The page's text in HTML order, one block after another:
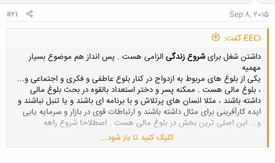
Sep 8, 2015
#21
EECi گفت:
داشتن شغل برایشروع زندگیالزامی هست . پس انداز هم موضوع بسیار
مهمیه
یکی از بلوغ های مربوط به ازدواج در کنار بلوع عاطفی و فکری و اجتماعی و...
، بلوغ مالی هست . ممکنه پسر و دختر استعداد بالقوه در بحث بلوغ مالی
داشته باشند ، مثلا انسان های پرتلاش و با برنامه ای باشند و یا تنبل نباشند و
ایده کارآفرینی برای مثال داشته باشند و ارتباطات قوی در بازار و سرمایه یابی
و... این اصلی ترین بخش در بلوغ مالی هست . اصطلاحا شروع راهه
ولی همین بلوغ ، مثل بلوغ اجتماعی مدام باید رشد بکنه .
کلیک کنید تا باز شود...